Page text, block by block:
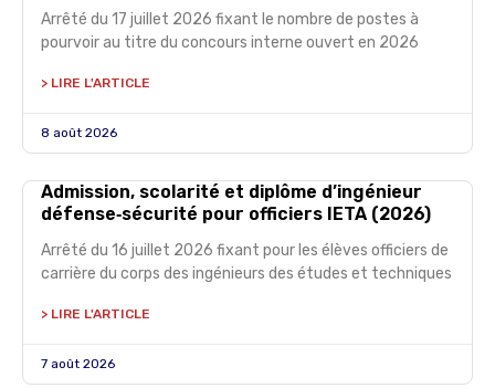
Arrêté du 17 juillet 2026 fixant le nombre de postes à
pourvoir au titre du concours interne ouvert en 2026
> LIRE L'ARTICLE
8 août 2026
Admission, scolarité et diplôme d’ingénieur
défense‑sécurité pour officiers IETA (2026)
Arrêté du 16 juillet 2026 fixant pour les élèves officiers de
carrière du corps des ingénieurs des études et techniques
> LIRE L'ARTICLE
7 août 2026